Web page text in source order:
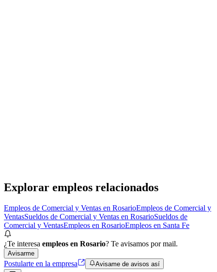
Explorar empleos relacionados
Empleos de Comercial y Ventas en RosarioEmpleos de Comercial y
VentasSueldos de Comercial y Ventas en RosarioSueldos de
Comercial y VentasEmpleos en RosarioEmpleos en Santa Fe
¿Te interesa empleos en Rosario? Te avisamos por mail.
Avisarme
Postularte en la empresa Avisame de avisos así